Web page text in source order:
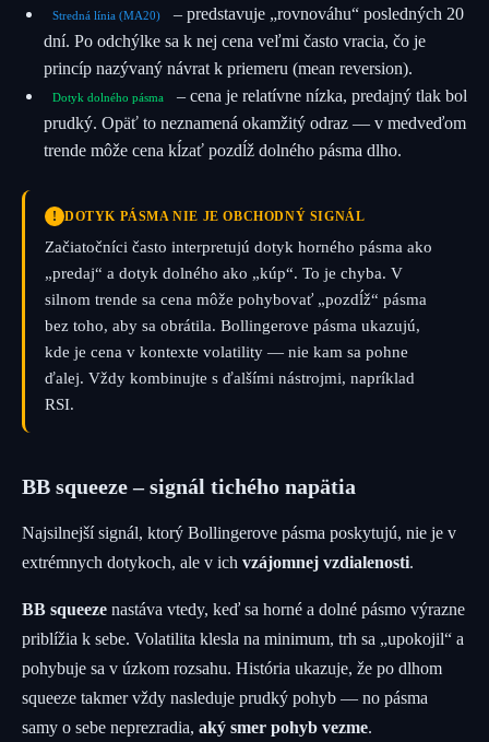
Stredná línia (MA20)
– predstavuje „rovnováhu“ posledných 20
dní. Po odchýlke sa k nej cena veľmi často vracia, čo je
princíp nazývaný návrat k priemeru (mean reversion).
Dotyk dolného pásma
– cena je relatívne nízka, predajný tlak bol
prudký. Opäť to neznamená okamžitý odraz — v medveďom
trende môže cena kĺzať pozdĺž dolného pásma dlho.
! DOTYK PÁSMA NIE JE OBCHODNÝ SIGNÁL
Začiatočníci často interpretujú dotyk horného pásma ako
„predaj“ a dotyk dolného ako „kúp“. To je chyba. V
silnom trende sa cena môže pohybovať „pozdĺž“ pásma
bez toho, aby sa obrátila. Bollingerove pásma ukazujú,
kde je cena v kontexte volatility — nie kam sa pohne
ďalej. Vždy kombinujte s ďalšími nástrojmi, napríklad
RSI.
BB squeeze – signál tichého napätia
Najsilnejší signál, ktorý Bollingerove pásma poskytujú, nie je v
extrémnych dotykoch, ale v ich vzájomnej vzdialenosti.
BB squeeze nastáva vtedy, keď sa horné a dolné pásmo výrazne
priblížia k sebe. Volatilita klesla na minimum, trh sa „upokojil“ a
pohybuje sa v úzkom rozsahu. História ukazuje, že po dlhom
squeeze takmer vždy nasleduje prudký pohyb — no pásma
samy o sebe neprezradia, aký smer pohyb vezme.